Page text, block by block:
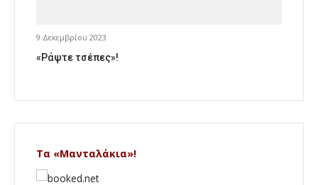
9 Δεκεμβρίου 2023
«Ράψτε τσέπες»!
Τα «Μανταλάκια»!